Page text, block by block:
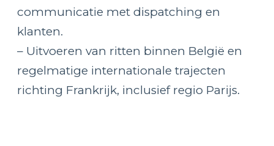
communicatie met dispatching en
klanten.
– Uitvoeren van ritten binnen België en
regelmatige internationale trajecten
richting Frankrijk, inclusief regio Parijs.